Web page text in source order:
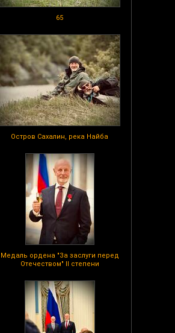
65
Остров Сахалин, река Найба
Медаль ордена "За заслуги перед
Отечеством" II степени